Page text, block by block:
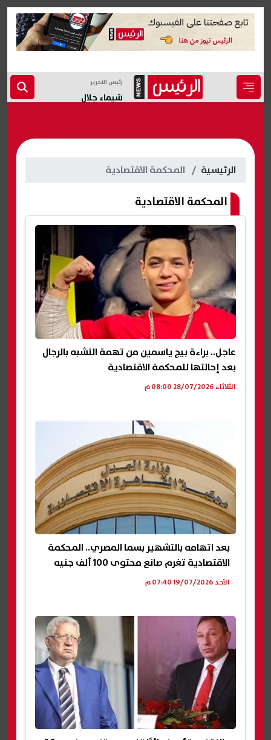
رئيس التحرير
شيماء جلال
الرئيسية المحكمة الاقتصادية
المحكمة الاقتصادية
عاجل.. براءة بيج ياسمين من تهمة التشبه بالرجال
بعد إحالتها للمحكمة الاقتصادية
الثلاثاء 28/07/2026 08:00 م
بعد اتهامه بالتشهير بسما المصري.. المحكمة
الاقتصادية تغرم صانع محتوى 100 ألف جنيه
الأحد 19/07/2026 07:40 م